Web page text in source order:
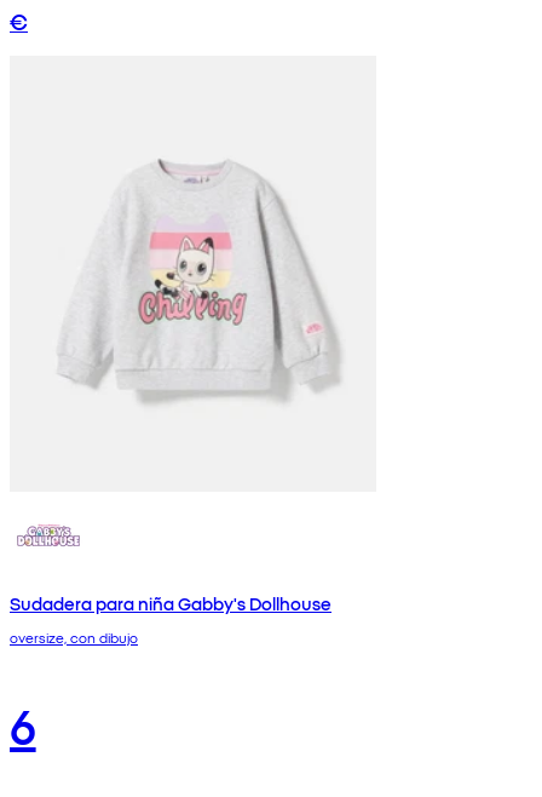
€
Sudadera para niña Gabby's Dollhouse
oversize, con dibujo
6